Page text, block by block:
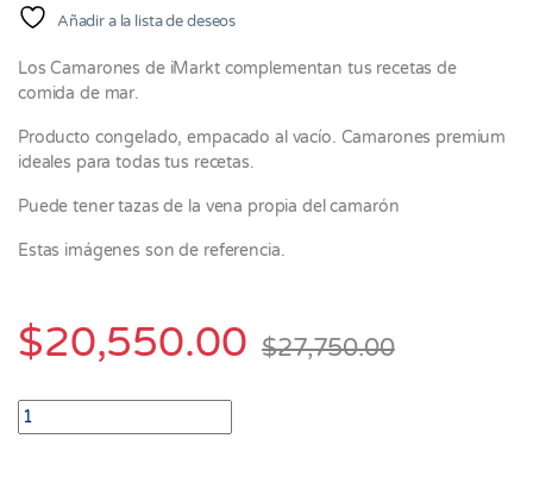
Añadir a la lista de deseos
Los Camarones de iMarkt complementan tus recetas de
comida de mar.
Producto congelado, empacado al vacío. Camarones premium
ideales para todas tus recetas.
Puede tener tazas de la vena propia del camarón
Estas imágenes son de referencia.
$20,550.00 $27,750.00
Camarón Mediano limpio 51/60 Crudo paquete x 500 gramos